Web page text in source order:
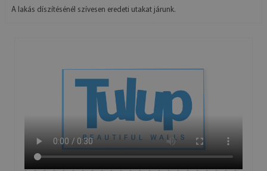
A lakás díszítésénél szívesen eredeti utakat járunk.